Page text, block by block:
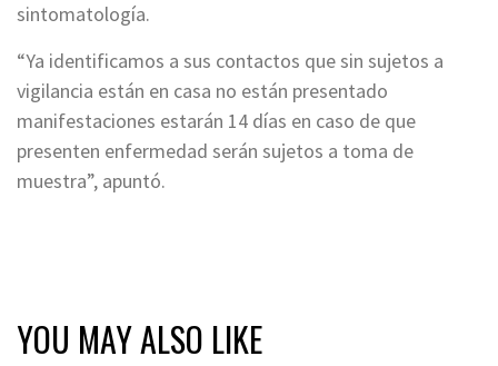
sintomatología.
“Ya identificamos a sus contactos que sin sujetos a
vigilancia están en casa no están presentado
manifestaciones estarán 14 días en caso de que
presenten enfermedad serán sujetos a toma de
muestra”, apuntó.
YOU MAY ALSO LIKE